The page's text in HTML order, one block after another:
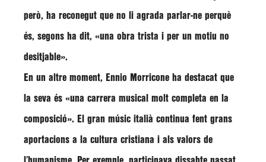
però, ha reconegut que no li agrada parlar-ne perquè
és, segons ha dit, «una obra trista i per un motiu no
desitjable».
En un altre moment, Ennio Morricone ha destacat que
la seva és «una carrera musical molt completa en la
composició». El gran músic italià continua fent grans
aportacions a la cultura cristiana i als valors de